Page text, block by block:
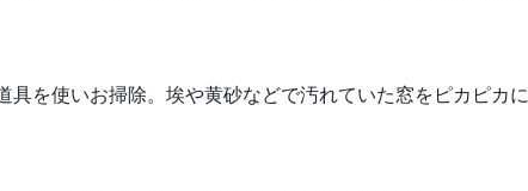
を使いお掃除。埃や黄砂などで汚れていた窓をピカピカに